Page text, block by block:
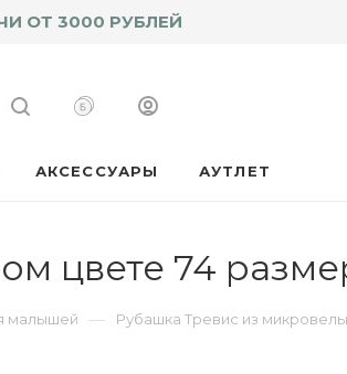
ОТ 3000 РУБЛЕЙ
АКСЕССУАРЫ АУТЛЕТ
цвете 74
малышей — Рубашка Тревис из